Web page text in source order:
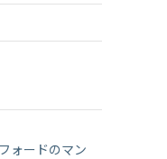
ォードのマン